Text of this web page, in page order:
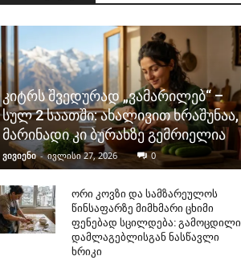
კიტრს შვედურად „ვამარილებ“ –
სულ 2 საათში: ახალივით ხრაშუნაა,
მარინადი კი ბურახზე გემრიელია
ვივიენი - ივლისი 27, 2026 0
ორი კოვზი და სამზარეულოს
წინსაფარზე მიმხმარი ცხიმი
ფენებად სცილდება: გამოცდილი
დამლაგებლისგან ნასწავლი
ხრიკი